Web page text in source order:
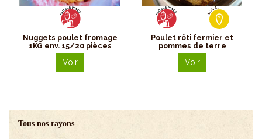
Nuggets poulet fromage
1KG env. 15/20 pièces
Voir
Poulet rôti fermier et
pommes de terre
Voir
Tous nos rayons